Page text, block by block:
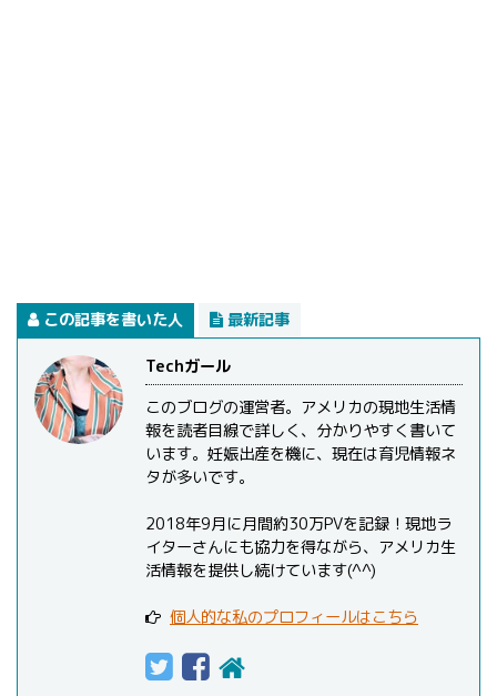
この記事を書いた人 最新記事
Techガール
このブログの運営者。アメリカの現地生活情
報を読者目線で詳しく、分かりやすく書いて
います。妊娠出産を機に、現在は育児情報ネ
タが多いです。
2018年9月に月間約30万PVを記録！現地ラ
イターさんにも協力を得ながら、アメリカ生
活情報を提供し続けています(^^)
個人的な私のプロフィールはこちら